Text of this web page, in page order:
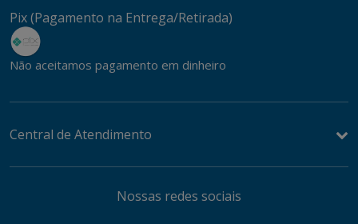
Pix (Pagamento na Entrega/Retirada)
Não aceitamos pagamento em dinheiro
Central de Atendimento
Nossas redes sociais